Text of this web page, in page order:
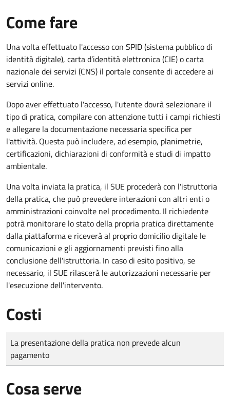
Come fare
Una volta effettuato l'accesso con SPID (sistema pubblico di
identità digitale), carta d’identità elettronica (CIE) o carta
nazionale dei servizi (CNS) il portale consente di accedere ai
servizi online.
Dopo aver effettuato l'accesso, l'utente dovrà selezionare il
tipo di pratica, compilare con attenzione tutti i campi richiesti
e allegare la documentazione necessaria specifica per
l'attività. Questa può includere, ad esempio, planimetrie,
certificazioni, dichiarazioni di conformità e studi di impatto
ambientale.
Una volta inviata la pratica, il SUE procederà con l'istruttoria
della pratica, che può prevedere interazioni con altri enti o
amministrazioni coinvolte nel procedimento. Il richiedente
potrà monitorare lo stato della propria pratica direttamente
dalla piattaforma e riceverà al proprio domicilio digitale le
comunicazioni e gli aggiornamenti previsti fino alla
conclusione dell'istruttoria. In caso di esito positivo, se
necessario, il SUE rilascerà le autorizzazioni necessarie per
l'esecuzione dell'intervento.
Costi
Tipo di pagamento
Importo
La presentazione della pratica non prevede alcun
pagamento
Cosa serve